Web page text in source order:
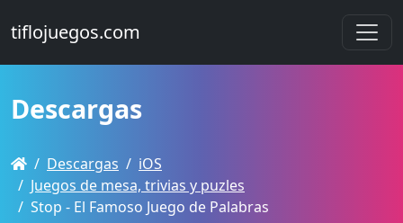
tiflojuegos.com
Descargas
Descargas
iOS
Juegos de mesa, trivias y puzles
Stop - El Famoso Juego de Palabras